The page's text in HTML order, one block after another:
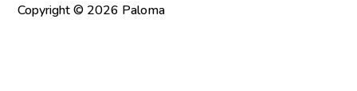
Copyright © 2026 Paloma